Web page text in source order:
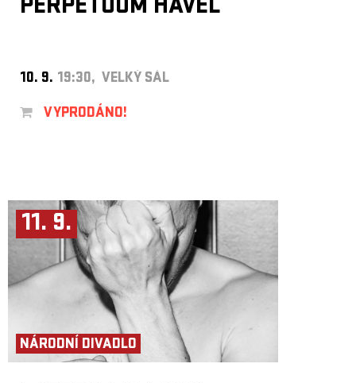
PERPETUUM HAVEL
10. 9. 19:30, VELKÝ SÁL
VYPRODÁNO!
11. 9.
NÁRODNÍ DIVADLO